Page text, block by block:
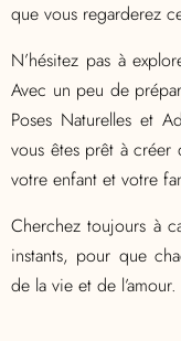
que vous regarderez
N’hésitez pas à
Avec un peu de
Poses Naturelles et
vous êtes prêt à créer
votre enfant et votre
Cherchez toujours à
instants, pour que
de la vie et de